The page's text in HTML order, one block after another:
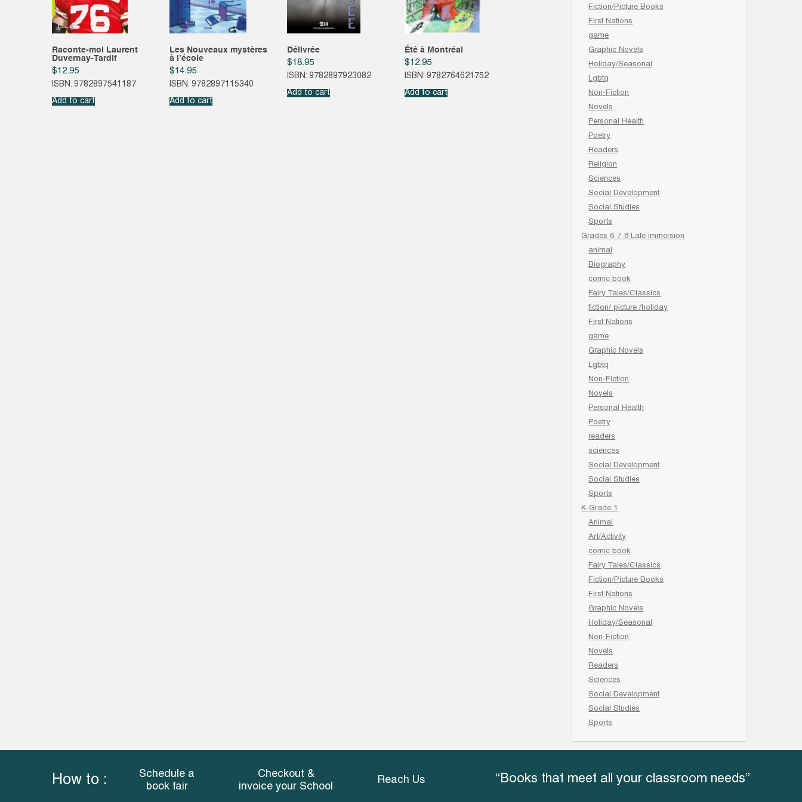
Raconte-moi Laurent
Duvernay-Tardif
$12.95
ISBN: 9782897541187
Add to cart
Les Nouveaux mystères
à l’école
$14.95
ISBN: 9782897115340
Add to cart
Délivrée
$18.95
ISBN: 9782897923082
Add to cart
Été à Montréal
$12.95
ISBN: 9782764621752
Add to cart
Fiction/Picture Books
First Nations
game
Graphic Novels
Holiday/Seasonal
Lgbtq
Non-Fiction
Novels
Personal Health
Poetry
Readers
Religion
Sciences
Social Development
Social Studies
Sports
Grades 6-7-8 Late immersion
animal
Biography
comic book
Fairy Tales/Classics
fiction/ picture /holiday
First Nations
game
Graphic Novels
Lgbtq
Non-Fiction
Novels
Personal Health
Poetry
readers
sciences
Social Development
Social Studies
Sports
K-Grade 1
Animal
Art/Activity
comic book
Fairy Tales/Classics
Fiction/Picture Books
First Nations
Graphic Novels
Holiday/Seasonal
Non-Fiction
Novels
Readers
Sciences
Social Development
Social Studies
Sports
How to :
Schedule a
book fair
Checkout &
invoice your School
Reach Us “Books that meet all your classroom needs”